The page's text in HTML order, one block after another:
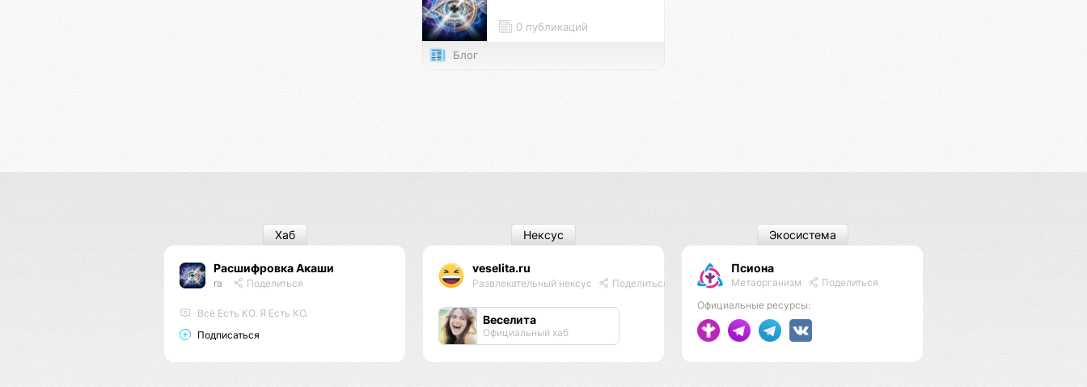
0 публикаций
Блог
Расшифровка Акаши
ra Поделиться
Всё Есть КО. Я Есть КО.
Подписаться
Хаб
veselita.ru
Развлекательный нексус Поделиться
Веселита
Официальный хаб
Нексус
Псиона
Метаорганизм
Поделиться
Официальные ресурсы:
Экосистема